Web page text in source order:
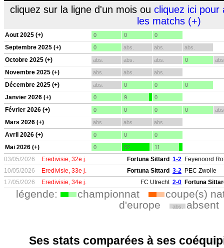
cliquez sur la ligne d'un mois ou cliquez ici pour
les matchs (+)
Aout 2025 (+) 0 0 0
Septembre 2025 (+) 0 abs. abs. abs.
Octobre 2025 (+) abs. abs. abs. 0
Novembre 2025 (+) abs. abs. abs.
Décembre 2025 (+) abs. 0 0 0
Janvier 2026 (+) 0 9 0
Février 2026 (+) 0 0 0 0
Mars 2026 (+) abs. abs. abs.
Avril 2026 (+) 0 0 0
Mai 2026 (+) 0 82 11
03/05/2026 Eredivisie, 32e j. Fortuna Sittard 1-2 Feyenoord
10/05/2026
Eredivisie, 33e j. Fortuna Sittard 3-2 PEC Zwolle
17/05/2026
Eredivisie, 34e j. FC Utrecht 2-0 Fortuna
légende: championnat
coupe(s)
d'europe
abs. absent
Ses stats comparées à ses